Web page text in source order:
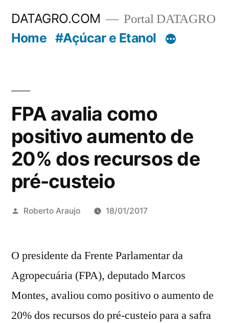
DATAGRO.COM Portal DATAGRO
Home #Açúcar e Etanol
FPA avalia como
positivo aumento de
20% dos recursos de
pré-custeio
Publicado
Roberto Araujo 18/01/2017
O presidente da Frente Parlamentar da
Agropecuária (FPA), deputado Marcos
Montes, avaliou como positivo o aumento de
20% dos recursos do pré-custeio para a safra